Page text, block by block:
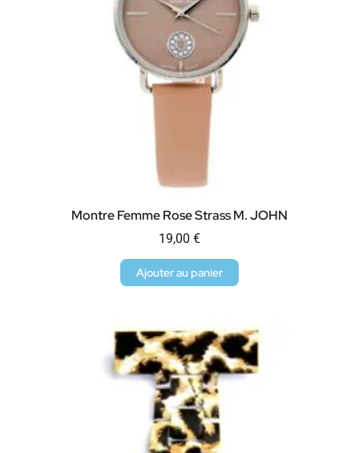
Montre Femme Rose Strass M. JOHN
19,00 €
Ajouter au panier